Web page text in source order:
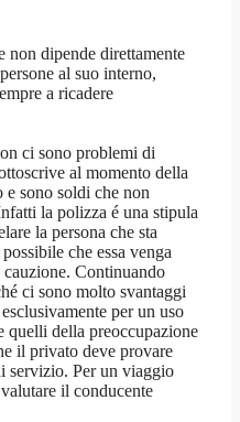
non dipende direttamente
al suo interno,
a ricadere
ci sono problemi di
al momento della
e sono soldi che non
la polizza é una stipula
la persona che sta
che essa venga
Continuando
ci sono molto svantaggi
per un uso
quelli della preoccupazione
il privato deve provare
servizio. Per un viaggio
il conducente